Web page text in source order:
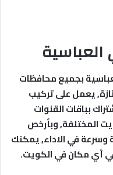
بجميع محافظات
يعمل على تركيب
بباقات القنوات
المختلفة, وبأرخص
وسرعة في الاداء, يمكنك
أي مكان في الكويت.